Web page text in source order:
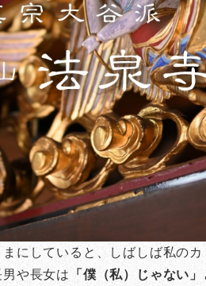
にしていると、しばしば私のカ
や長女は 「僕（私）じゃない」